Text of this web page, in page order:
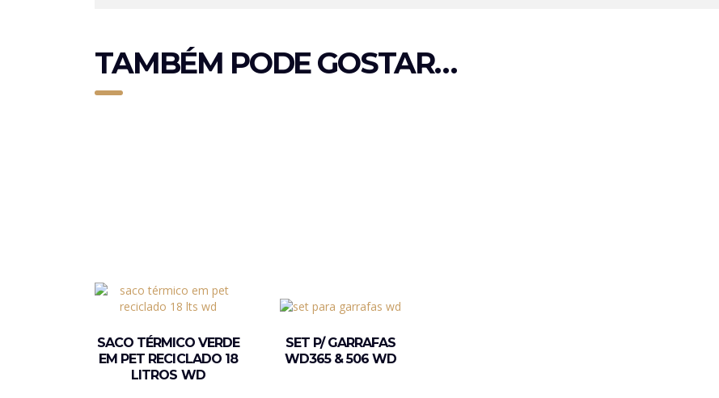
TAMBÉM PODE GOSTAR…
SACO TÉRMICO VERDE
EM PET RECICLADO 18
LITROS WD
SET P/ GARRAFAS
WD365 & 506 WD